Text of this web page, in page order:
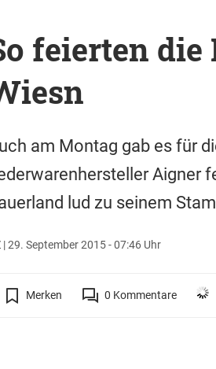
feierten
am Montag gab es für
Aigner
lud zu seinem
|29. September 2015 - 07:46 Uhr
Merken 0 Kommentare